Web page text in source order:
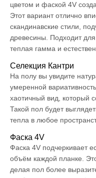
цветом и фаской 4V
Этот вариант отлично
скандинавские стили,
древесины. Подходит
теплая гамма и
Селекция Кантри
На полу вы увидите
умеренной
хаотичный вид, который
Такой пол будет
тепла в любое
Фаска 4V
Фаска 4V подчеркивает
объём каждой планке.
делая пол более